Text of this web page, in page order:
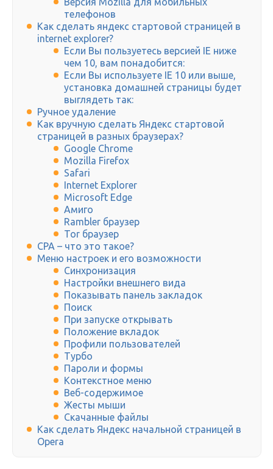
телефонов
Как сделать яндекс стартовой страницей в
internet explorer?
Если Вы пользуетесь версией IE ниже
чем 10, вам понадобится:
Если Вы используете IE 10 или выше,
установка домашней страницы будет
выглядеть так:
Ручное удаление
Как вручную сделать Яндекс стартовой
страницей в разных браузерах?
Google Chrome
Mozilla Firefox
Safari
Internet Explorer
Microsoft Edge
Амиго
Rambler браузер
Tor браузер
CPA – что это такое?
Меню настроек и его возможности
Синхронизация
Настройки внешнего вида
Показывать панель закладок
Поиск
При запуске открывать
Положение вкладок
Профили пользователей
Турбо
Пароли и формы
Контекстное меню
Веб-содержимое
Жесты мыши
Скачанные файлы
Как сделать Яндекс начальной страницей в
Opera